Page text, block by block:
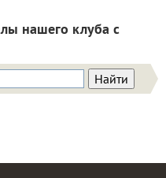
нашего клуба с